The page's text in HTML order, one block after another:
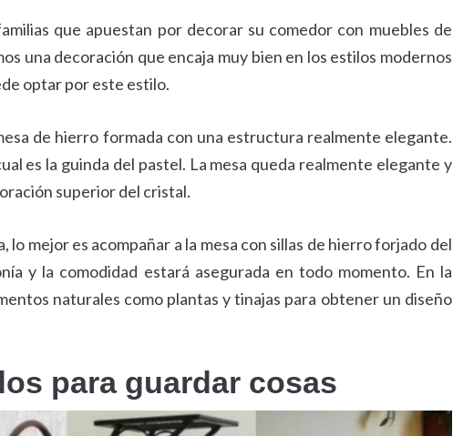
que apuestan por decorar su comedor con muebles de
una decoración que encaja muy bien en los estilos modernos
optar por este estilo.
de hierro formada con una estructura realmente elegante.
es la guinda del pastel. La mesa queda realmente elegante y
superior del cristal.
lo mejor es acompañar a la mesa con sillas de hierro forjado del
y la comodidad estará asegurada en todo momento. En la
naturales como plantas y tinajas para obtener un diseño
para guardar cosas